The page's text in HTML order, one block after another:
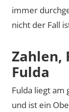
immer
nicht der Fall
Zahlen,
Fulda
Fulda liegt am
und ist ein